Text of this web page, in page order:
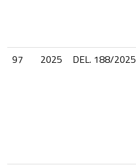
97
2025 DEL. 188/2025